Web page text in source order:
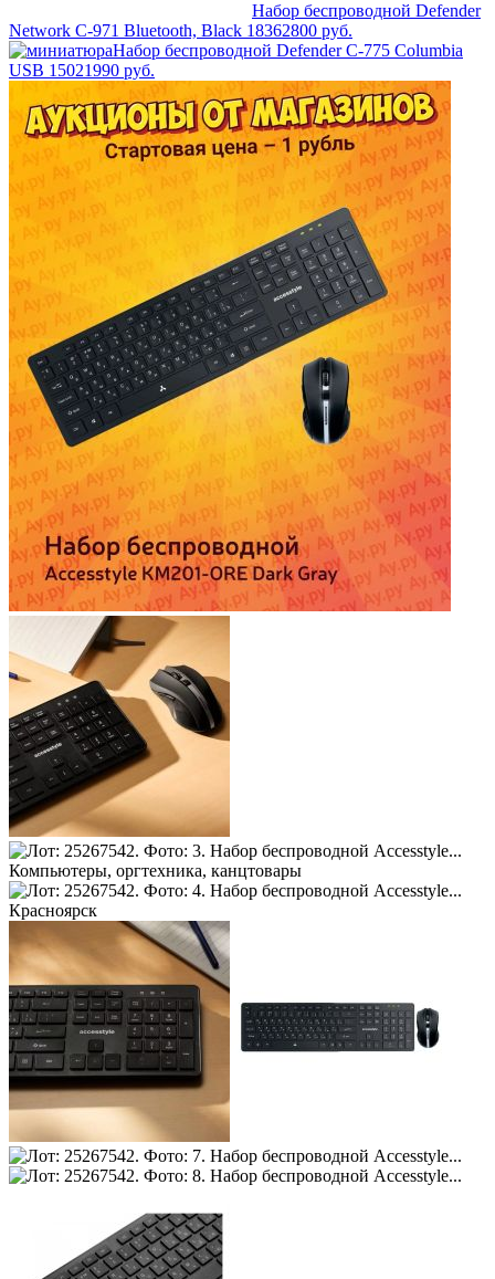
Набор беспроводной Defender
Network C-971 Bluetooth, Black 18362800 руб.
Набор беспроводной Defender C-775 Columbia
USB 15021990 руб.